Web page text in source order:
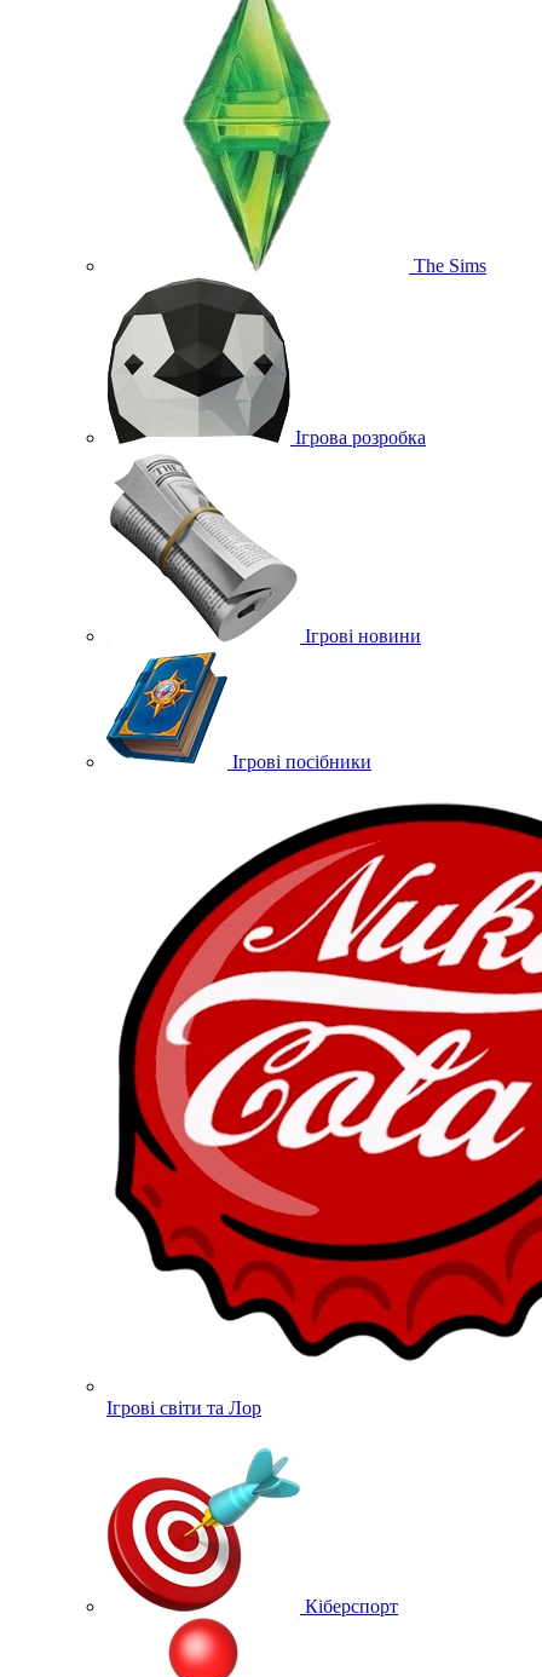
The Sims
Ігрова розробка
Ігрові новини
Ігрові посібники
Ігрові світи та Лор
Кіберспорт